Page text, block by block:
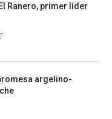
El Ranero, primer líder
argelino-